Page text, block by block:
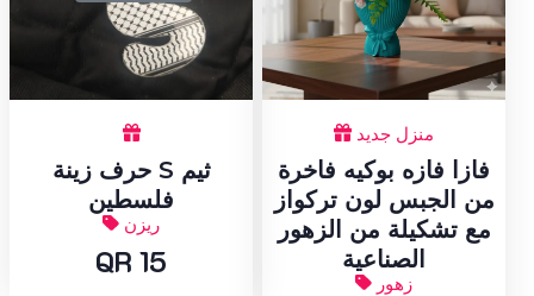
حرف زينة S ثيم
فلسطين
ريزن
QR 15
منزل جديد
فازا فازه بوكيه فاخرة
من الجبس لون تركواز
مع تشكيلة من الزهور
الصناعية
زهور